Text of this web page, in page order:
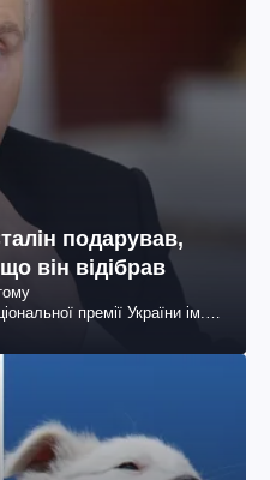
подарував,
він відібрав
премії України ім.